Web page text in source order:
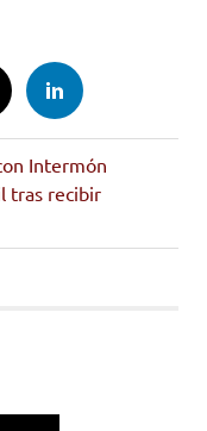
Intermón
tras recibir